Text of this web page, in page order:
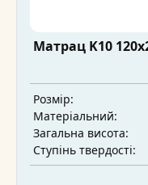
Матрац K10
Розмір:
Матеріальний:
Загальна висота:
Ступінь твердості: